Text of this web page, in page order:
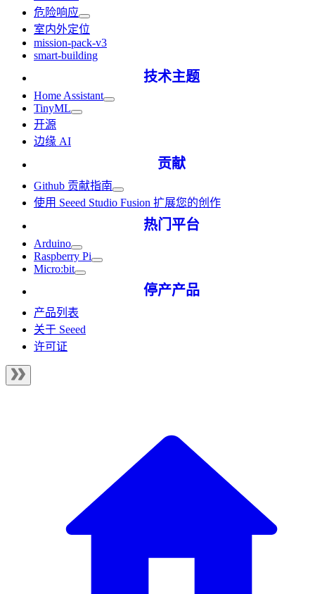
危险响应
室内外定位
mission-pack-v3
smart-building
技术主题
Home Assistant
TinyML
开源
边缘 AI
贡献
Github 贡献指南
使用 Seeed Studio Fusion 扩展您的创作
热门平台
Arduino
Raspberry Pi
Micro:bit
停产产品
产品列表
关于 Seeed
许可证